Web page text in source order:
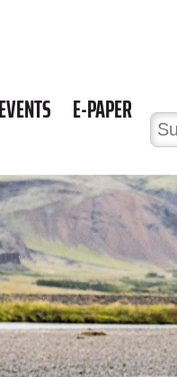
EVENTS E-PAPER